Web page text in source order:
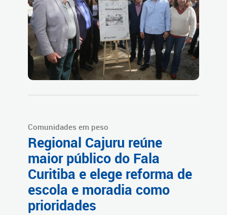
Comunidades em peso
Regional Cajuru reúne
maior público do Fala
Curitiba e elege reforma de
escola e moradia como
prioridades